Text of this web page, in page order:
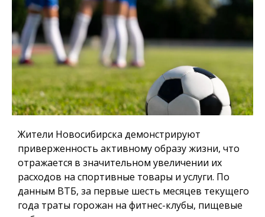
Жители Новосибирска демонстрируют
приверженность активному образу жизни, что
отражается в значительном увеличении их
расходов на спортивные товары и услуги. По
данным ВТБ, за первые шесть месяцев текущего
года траты горожан на фитнес-клубы, пищевые